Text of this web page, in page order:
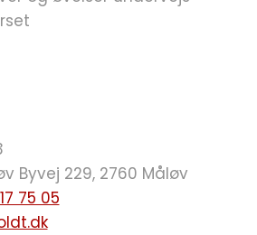
Byvej 229, 2760 Måløv
75 05